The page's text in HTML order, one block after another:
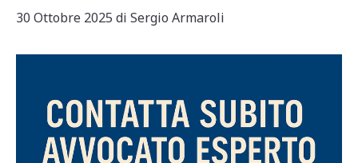
30 Ottobre 2025 di Sergio Armaroli